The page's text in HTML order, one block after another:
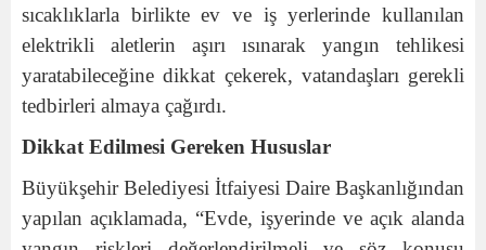
sıcaklıklarla birlikte ev ve iş yerlerinde kullanılan
elektrikli aletlerin aşırı ısınarak yangın tehlikesi
yaratabileceğine dikkat çekerek, vatandaşları gerekli
tedbirleri almaya çağırdı.
Dikkat Edilmesi Gereken Hususlar
Büyükşehir Belediyesi İtfaiyesi Daire Başkanlığından
yapılan açıklamada, “Evde, işyerinde ve açık alanda